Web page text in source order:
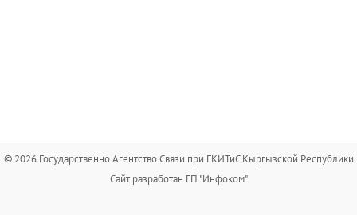
© 2026 Государственно Агентство Связи при ГКИТиС Кыргызской Республики
Сайт разработан ГП "Инфоком"